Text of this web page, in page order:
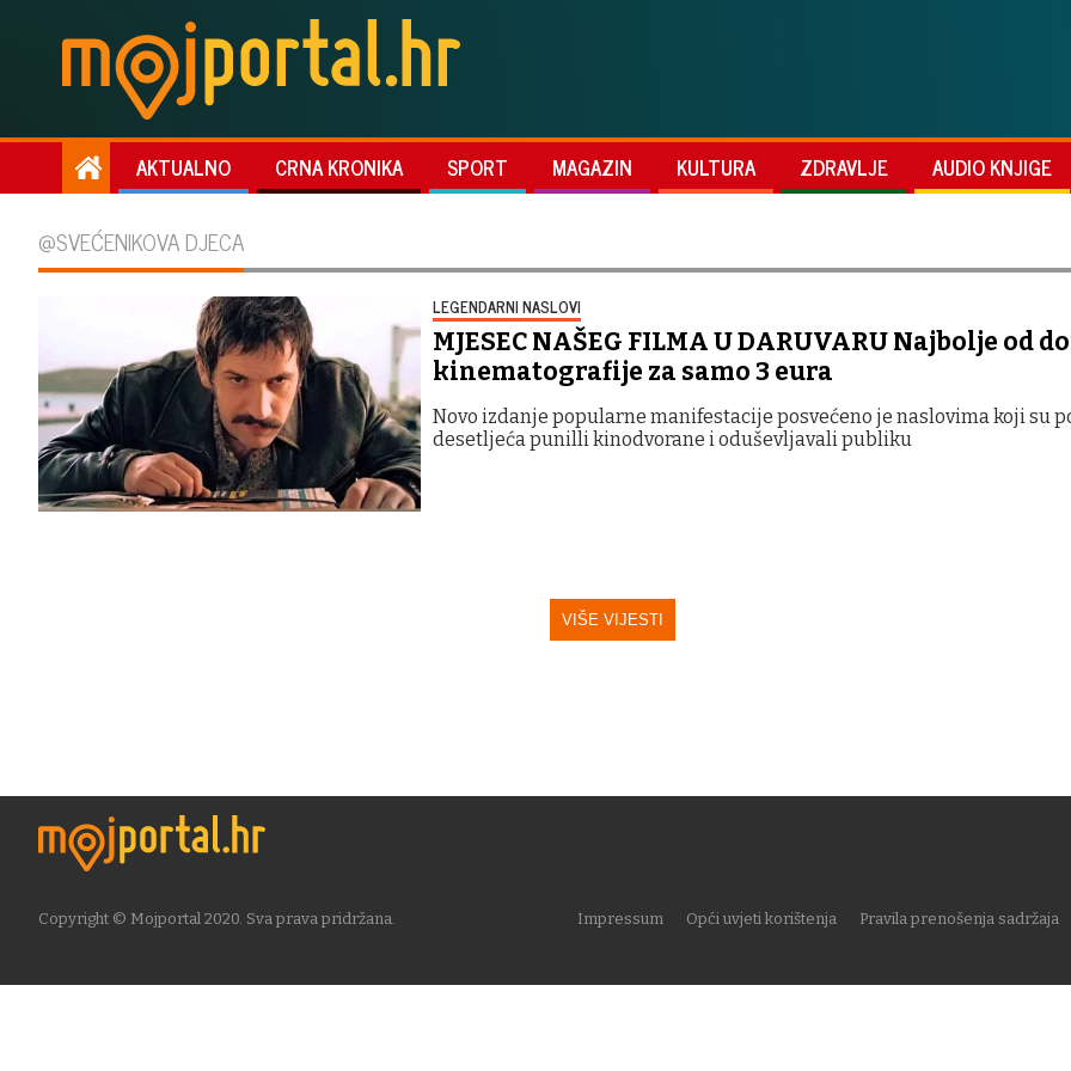
AKTUALNO CRNA KRONIKA SPORT MAGAZIN KULTURA ZDRAVLJE AUDIO KNJIGE
@SVEĆENIKOVA DJECA
LEGENDARNI NASLOVI
MJESEC NAŠEG FILMA U DARUVARU Najbolje od
kinematografije za samo 3 eura
Novo izdanje popularne manifestacije posvećeno je naslovima koji su
desetljeća punilli kinodvorane i oduševljavali publiku
VIŠE VIJESTI
Copyright © Mojportal 2020. Sva prava pridržana. Impressum Opći uvjeti korištenja Pravila prenošenja sadržaja